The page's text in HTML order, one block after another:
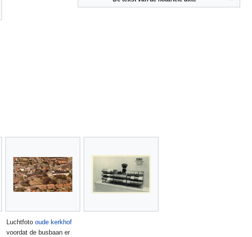
Luchtfoto oude kerkhof
voordat de busbaan er